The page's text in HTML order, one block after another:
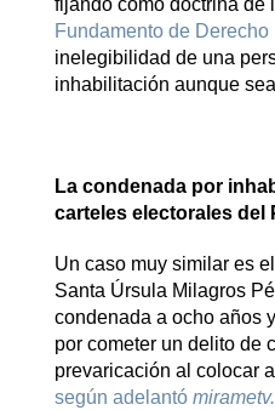
fijando como doctrina de
Fundamento de Derecho
inelegibilidad de una
inhabilitación aunque
La condenada por
carteles electorales del
Un caso muy similar es
Santa Úrsula Milagros
condenada a ocho años
por cometer un delito de
prevaricación al colocar
según adelantó